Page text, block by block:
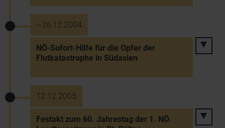
~26.12.2004
NÖ-Sofort-Hilfe für die Opfer der
Flutkatastrophe in Südasien
12.12.2005
Festakt zum 60. Jahrestag der 1. NÖ